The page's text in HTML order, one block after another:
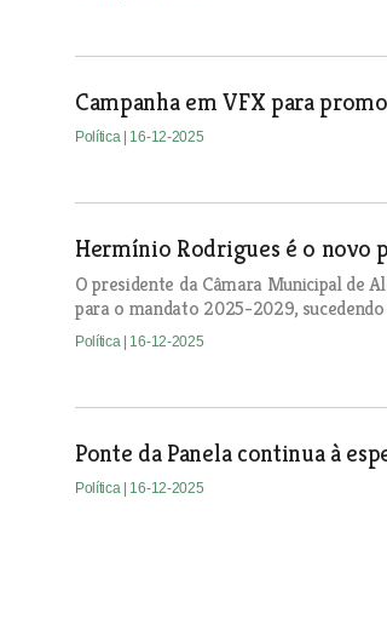
Campanha em VFX para
Política | 16-12-2025
Hermínio Rodrigues é o novo
O presidente da Câmara Municipal de
para o mandato 2025-2029,
Política | 16-12-2025
Ponte da Panela continua à
Política | 16-12-2025